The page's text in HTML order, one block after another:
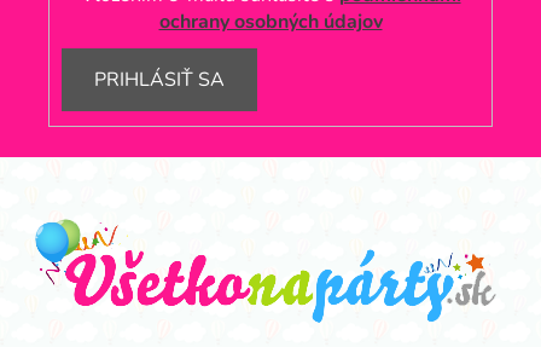
ochrany osobných údajov
PRIHLÁSIŤ SA
Z